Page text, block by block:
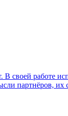
В своей работе
партнёров, их